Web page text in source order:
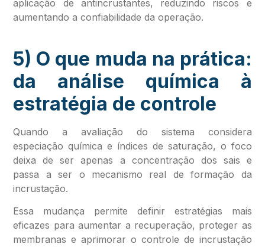
aplicação de antincrustantes, reduzindo riscos e
aumentando a confiabilidade da operação.
5) O que muda na prática:
da análise química à
estratégia de controle
Quando a avaliação do sistema considera
especiação química e índices de saturação, o foco
deixa de ser apenas a concentração dos sais e
passa a ser o mecanismo real de formação da
incrustação.
Essa mudança permite definir estratégias mais
eficazes para aumentar a recuperação, proteger as
membranas e aprimorar o controle de incrustação